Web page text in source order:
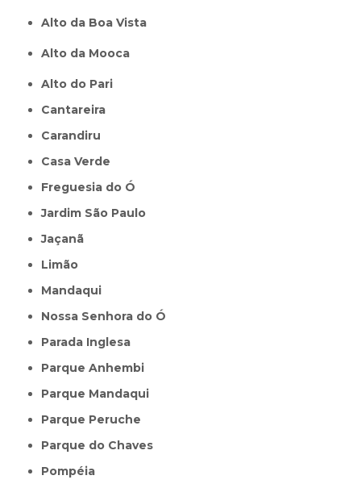
Alto da Boa Vista
Alto da Mooca
Alto do Pari
Cantareira
Carandiru
Casa Verde
Freguesia do Ó
Jardim São Paulo
Jaçanã
Limão
Mandaqui
Nossa Senhora do Ó
Parada Inglesa
Parque Anhembi
Parque Mandaqui
Parque Peruche
Parque do Chaves
Pompéia